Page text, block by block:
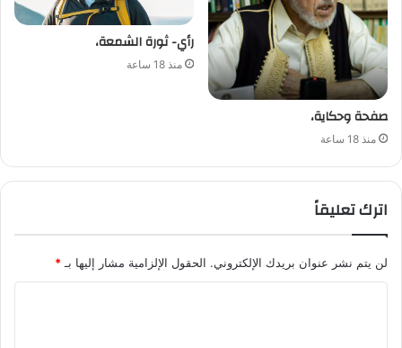
صفحة وحكاية،
منذ 18 ساعة
رأي- ثورة الشمعة،
منذ 18 ساعة
اترك تعليقاً
لن يتم نشر عنوان بريدك الإلكتروني. الحقول الإلزامية مشار إليها بـ*